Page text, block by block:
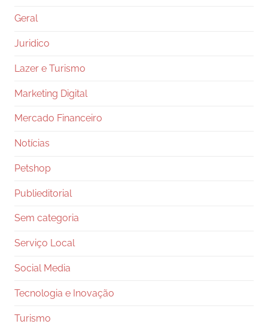
Geral
Juridico
Lazer e Turismo
Marketing Digital
Mercado Financeiro
Notícias
Petshop
Publieditorial
Sem categoria
Serviço Local
Social Media
Tecnologia e Inovação
Turismo